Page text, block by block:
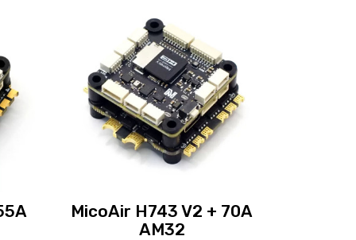
MicoAir H743 V2 + 70A
AM32